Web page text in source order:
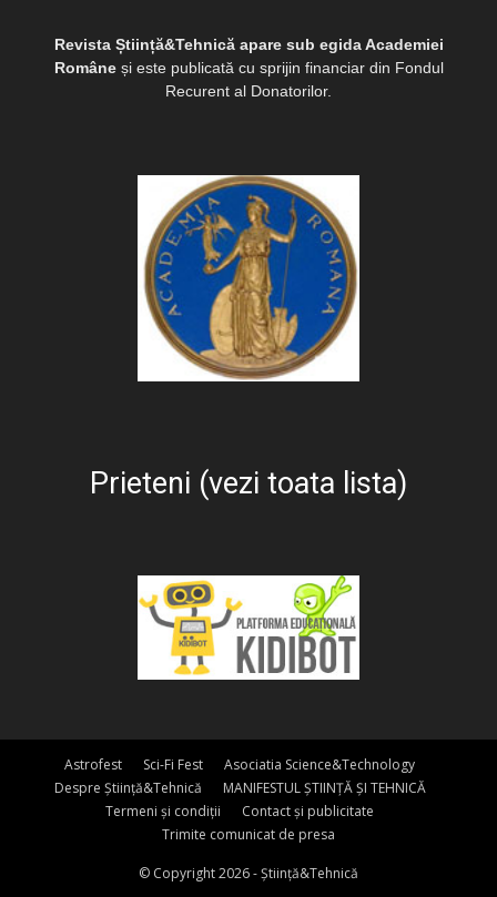
Revista Știință&Tehnică apare sub egida Academiei
Româneși este publicată cu sprijin financiar din Fondul
Recurent al Donatorilor.
Prieteni (vezi toata lista)
Astrofest Sci-Fi Fest
Asociatia Science&Technology
Despre Știință&Tehnică
MANIFESTUL ȘTIINȚĂ ȘI TEHNICĂ
Termeni și condiții
Contact și publicitate
Trimite comunicat de presa
© Copyright 2026 - Știință&Tehnică